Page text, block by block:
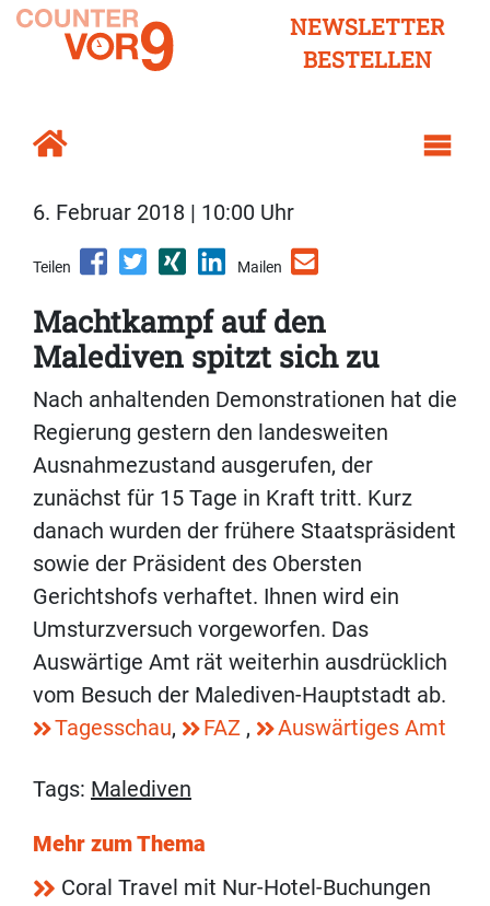
NEWSLETTER
BESTELLEN
6. Februar 2018 | 10:00 Uhr
Teilen Mailen
Machtkampf auf den
Malediven spitzt sich zu
Nach anhaltenden Demonstrationen hat die
Regierung gestern den landesweiten
Ausnahmezustand ausgerufen, der
zunächst für 15 Tage in Kraft tritt. Kurz
danach wurden der frühere Staatspräsident
sowie der Präsident des Obersten
Gerichtshofs verhaftet. Ihnen wird ein
Umsturzversuch vorgeworfen. Das
Auswärtige Amt rät weiterhin ausdrücklich
vom Besuch der Malediven-Hauptstadt ab.
Tagesschau, FAZ , Auswärtiges Amt
Tags: Malediven
Mehr zum Thema
Coral Travel mit Nur-Hotel-Buchungen